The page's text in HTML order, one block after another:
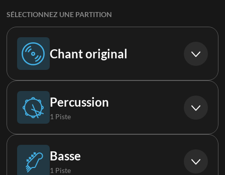
SÉLECTIONNEZ UNE PARTITION
Chant original
Chant original
Percussion
1 Piste
Batterie
Basse
1 Piste